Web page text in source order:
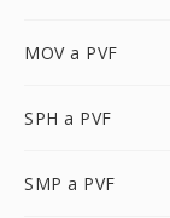
MOV a PVF
SPH a PVF
SMP a PVF